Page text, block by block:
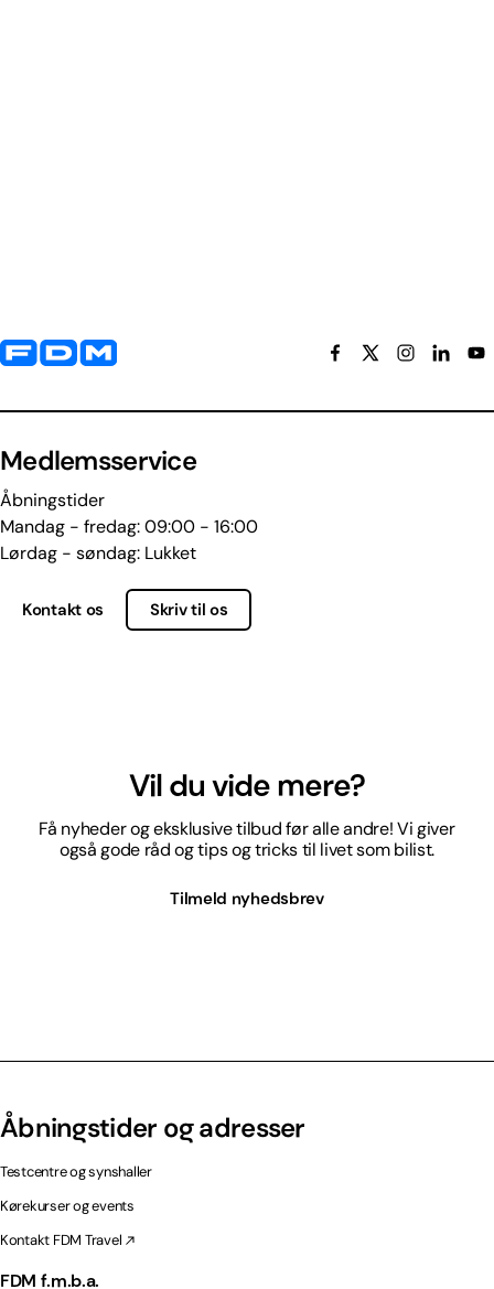
Yderligere information og kontaktoplysninger
Medlemsservice
Åbningstider
Mandag - fredag: 09:00 - 16:00
Lørdag - søndag: Lukket
Kontakt os Skriv til os
Vil du vide mere?
Få nyheder og eksklusive tilbud før alle andre! Vi giver
også gode råd og tips og tricks til livet som bilist.
Tilmeld nyhedsbrev
Åbningstider og adresser
Testcentre og synshaller
Kørekurser og events
Kontakt FDM Travel
FDM f.m.b.a.